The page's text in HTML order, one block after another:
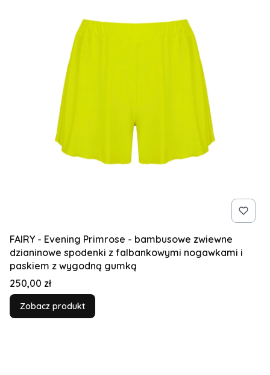
FAIRY - Evening Primrose - bambusowe zwiewne
dzianinowe spodenki z falbankowymi nogawkami i
paskiem z wygodną gumką
Cena
250,00 zł
Zobacz produkt